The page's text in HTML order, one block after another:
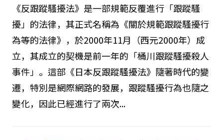
《反跟蹤騷擾法》是一部規範反覆進行「跟蹤騷
擾」的法律，其正式名稱為《關於規範跟蹤騷擾行
為等的法律》，於2000年11月（西元2000年）成
立，其成立的契機是前一年的「桶川跟蹤騷擾殺人
事件」。這部《日本反跟蹤騷擾法》隨著時代的變
遷，特別是網際網路的發展，跟蹤騷擾行為也隨之
變化，因此已經進行了兩次...